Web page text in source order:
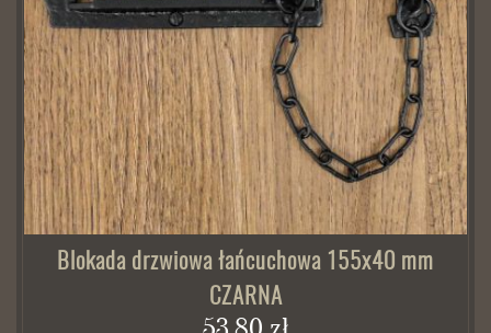
Blokada drzwiowa łańcuchowa 155x40 mm
CZARNA